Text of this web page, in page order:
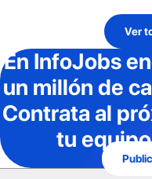
Ver
En InfoJobs
un millón de
Contrata al
tu